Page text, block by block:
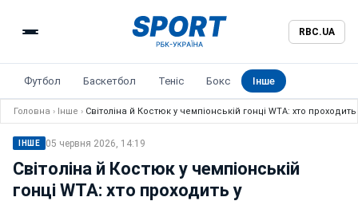
RBC.UA
Футбол Баскетбол Теніс Бокс Інше
Головна › Інше › Світоліна й Костюк у чемпіонській гонці WTA: хто
ІНШЕ 05 червня 2026, 14:19
Світоліна й Костюк у чемпіонській
гонці WTA: хто проходить у